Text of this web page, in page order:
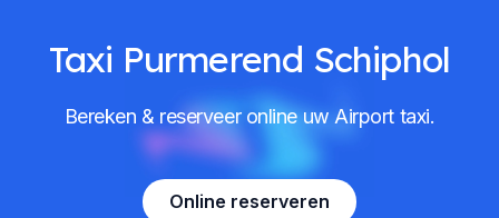
Taxi Purmerend Schiphol
Bereken & reserveer online uw Airport taxi.
Online reserveren